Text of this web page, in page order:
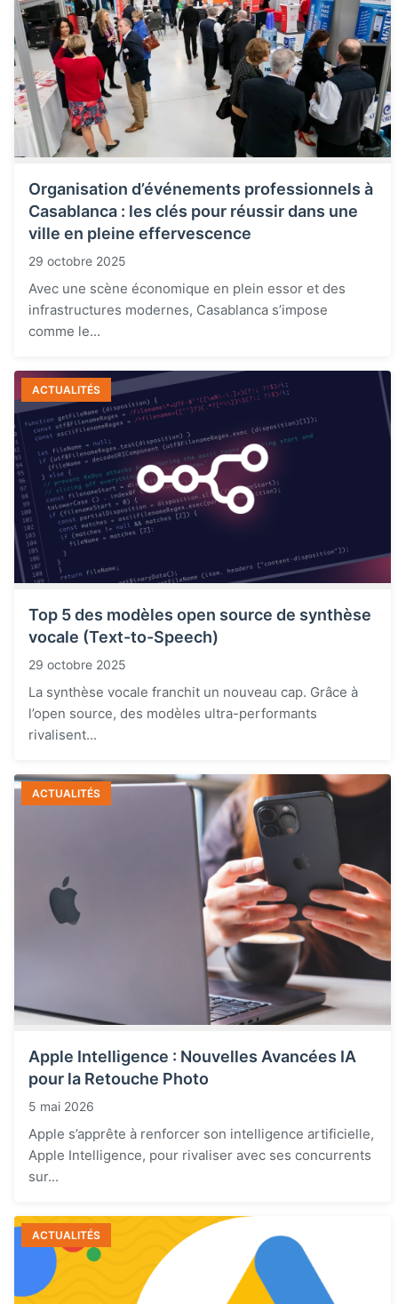
Organisation d’événements professionnels à
Casablanca : les clés pour réussir dans une
ville en pleine effervescence
29 octobre 2025
Avec une scène économique en plein essor et des
infrastructures modernes, Casablanca s’impose
comme le...
ACTUALITÉS
Top 5 des modèles open source de synthèse
vocale (Text-to-Speech)
29 octobre 2025
La synthèse vocale franchit un nouveau cap. Grâce à
l’open source, des modèles ultra-performants
rivalisent...
ACTUALITÉS
Apple Intelligence : Nouvelles Avancées IA
pour la Retouche Photo
5 mai 2026
Apple s’apprête à renforcer son intelligence artificielle,
Apple Intelligence, pour rivaliser avec ses concurrents
sur...
ACTUALITÉS